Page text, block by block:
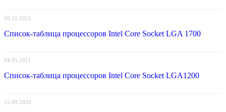
10.11.2021
Список-таблица процессоров Intel Core Socket LGA 1700
04.05.2021
Список-таблица процессоров Intel Core Socket LGA1200
15.09.2020